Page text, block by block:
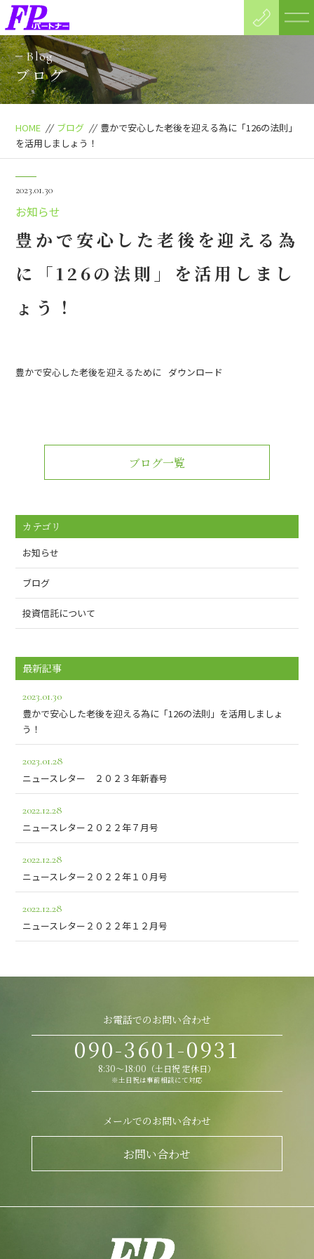
Blog
ブログ
HOME // ブログ // 豊かで安心した老後を迎える為に「126の法則」
を活用しましょう！
2023.01.30
お知らせ
豊かで安心した老後を迎える為
に「126の法則」を活用しまし
ょう！
豊かで安心した老後を迎えるために ダウンロード
ブログ一覧
カテゴリ
お知らせ
ブログ
投資信託について
最新記事
2023.01.30
豊かで安心した老後を迎える為に「126の法則」を活用しましょ
う！
2023.01.28
ニュースレター ２０２３年新春号
2022.12.28
ニュースレター２０２２年７月号
2022.12.28
ニュースレター２０２２年１０月号
2022.12.28
ニュースレター２０２２年１２月号
お電話でのお問い合わせ
090-3601-0931
8:30～18:00（土日祝 定休日）
※土日祝は事前相談にて対応
メールでのお問い合わせ
お問い合わせ